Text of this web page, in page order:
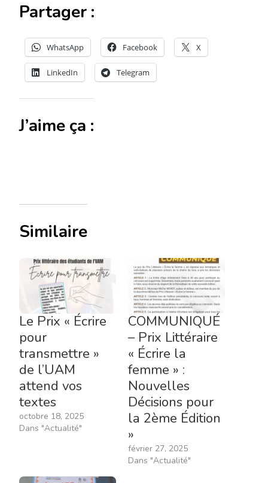
Partager :
WhatsApp Facebook X
LinkedIn Telegram
J’aime ça :
Similaire
Le Prix « Écrire
pour
transmettre »
de l’UAM
attend vos
textes
octobre 18, 2025
Dans "Actualité"
COMMUNIQUÉ
– Prix Littéraire
« Écrire la
femme » :
Nouvelles
Décisions pour
la 2ème Édition
»
février 27, 2025
Dans "Actualité"